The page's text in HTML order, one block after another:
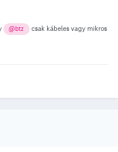
@btz
csak kábeles vagy mikros